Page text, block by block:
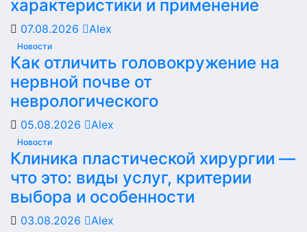
характеристики и применение
07.08.2026 Alex
Новости
Как отличить головокружение на
нервной почве от
неврологического
05.08.2026 Alex
Новости
Клиника пластической хирургии —
что это: виды услуг, критерии
выбора и особенности
03.08.2026 Alex